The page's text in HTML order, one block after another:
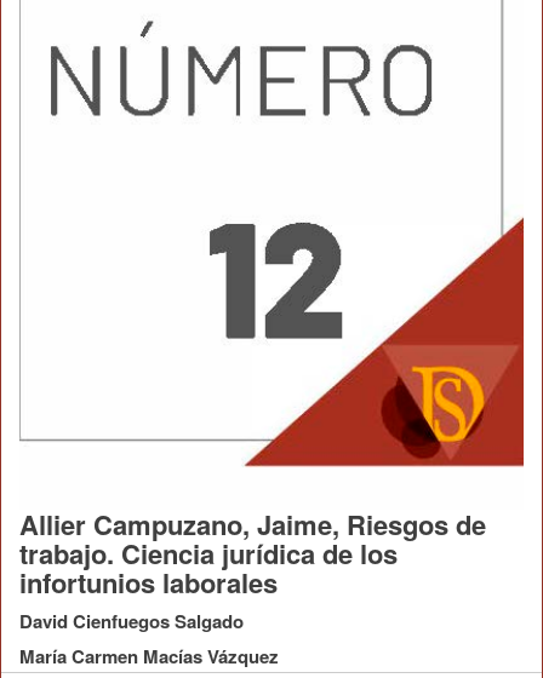
Allier Campuzano, Jaime, Riesgos de
trabajo. Ciencia jurídica de los
infortunios laborales
David Cienfuegos Salgado
María Carmen Macías Vázquez